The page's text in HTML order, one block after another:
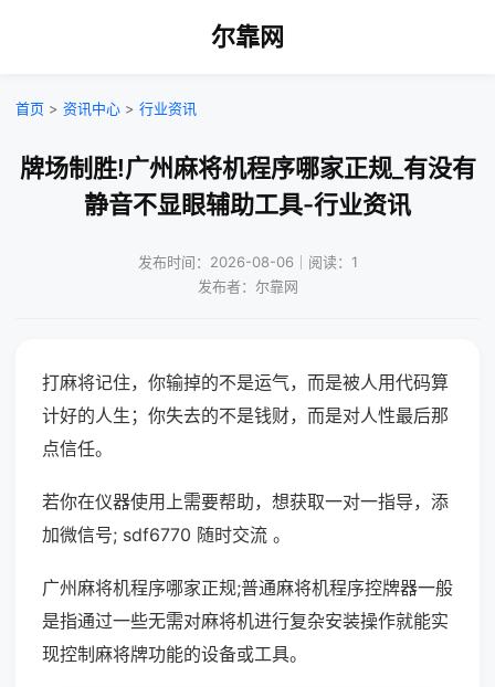
尔靠网
首页 > 资讯中心 > 行业资讯
牌场制胜!广州麻将机程序哪家正规_有没有
静音不显眼辅助工具-行业资讯
发布时间：2026-08-06｜阅读：1
发布者：尔靠网
打麻将记住，你输掉的不是运气，而是被人用代码算
计好的人生；你失去的不是钱财，而是对人性最后那
点信任。
若你在仪器使用上需要帮助，想获取一对一指导，添
加微信号; sdf6770 随时交流 。
广州麻将机程序哪家正规;普通麻将机程序控牌器一般
是指通过一些无需对麻将机进行复杂安装操作就能实
现控制麻将牌功能的设备或工具。